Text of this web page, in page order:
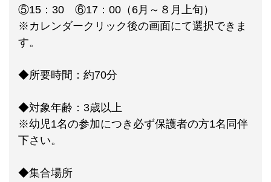
⑤15：30 ⑥17：00（6月～８月上旬）
※カレンダークリック後の画面にて選択できま
す。
◆所要時間：約70分
◆対象年齢：3歳以上
※幼児1名の参加につき必ず保護者の方1名同伴
下さい。
◆集合場所